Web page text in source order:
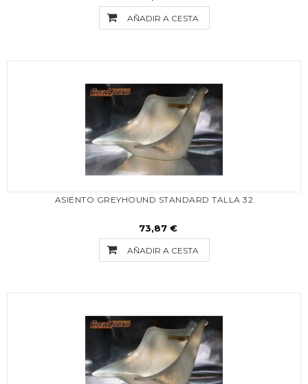
AÑADIR A CESTA
ASIENTO GREYHOUND STANDARD TALLA 32
73,87 €
AÑADIR A CESTA